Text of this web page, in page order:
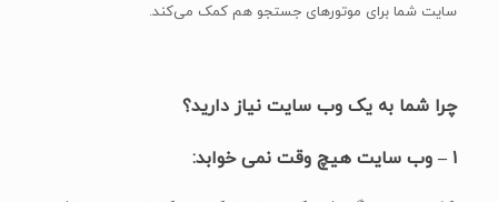
سایت شما برای موتورهای جستجو هم کمک می‌کند.
چرا شما به یک وب سایت نیاز دارید؟
۱ – وب سایت هیچ وقت نمی خوابد: